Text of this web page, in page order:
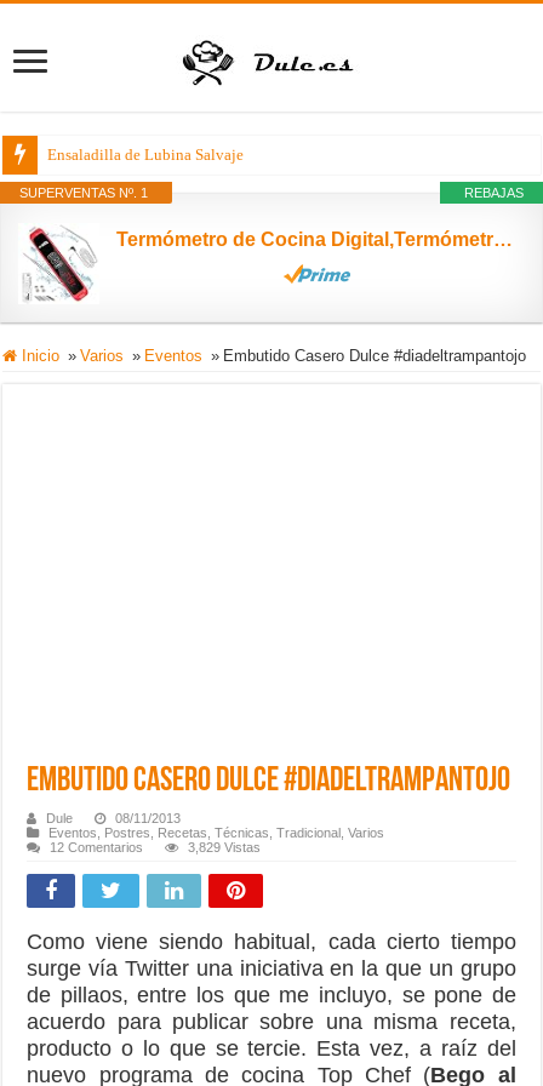
Co
REBAJAS
SUPERVENTAS Nº. 1
Termómetro de Cocina Digital,Termómetro Cocina con LED Pantalla Táctil,6.5''Sonda Larga y Alarma,2-4s Lectura Instantánea,IPX6 Impermeable,Termómetro Horno para Agua,Carne,Barbacoa,Comida,Leche,Aceite
Inicio » Varios » Eventos » Embutido Casero Dulce #diadeltrampantojo
Embutido Casero Dulce #diadeltrampantojo
Dule
08/11/2013
Eventos
Postres Recetas ,Técnicas ,Tradicional ,Varios
12 Comentarios
3,829 Vistas
Como viene siendo habitual, cada cierto tiempo
surge vía Twitter una iniciativa en la que un grupo
de pillaos, entre los que me incluyo, se pone de
acuerdo para publicar sobre una misma receta,
producto o lo que se tercie. Esta vez, a raíz del
nuevo programa de cocina Top Chef (Bego al